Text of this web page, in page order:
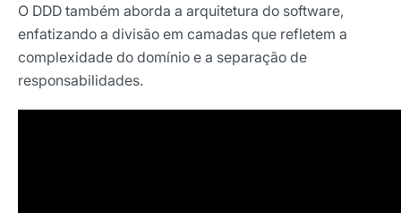
O DDD também aborda a arquitetura do software,
enfatizando a divisão em camadas que refletem a
complexidade do domínio e a separação de
responsabilidades.